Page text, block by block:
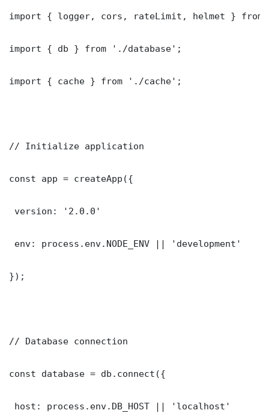
import { logger, cors, rateLimit, helmet } from
import { db } from './database';
import { cache } from './cache';
// Initialize application
const app = createApp({
version: '2.0.0'
env: process.env.NODE_ENV || 'development'
});
// Database connection
const database = db.connect({
host: process.env.DB_HOST || 'localhost'